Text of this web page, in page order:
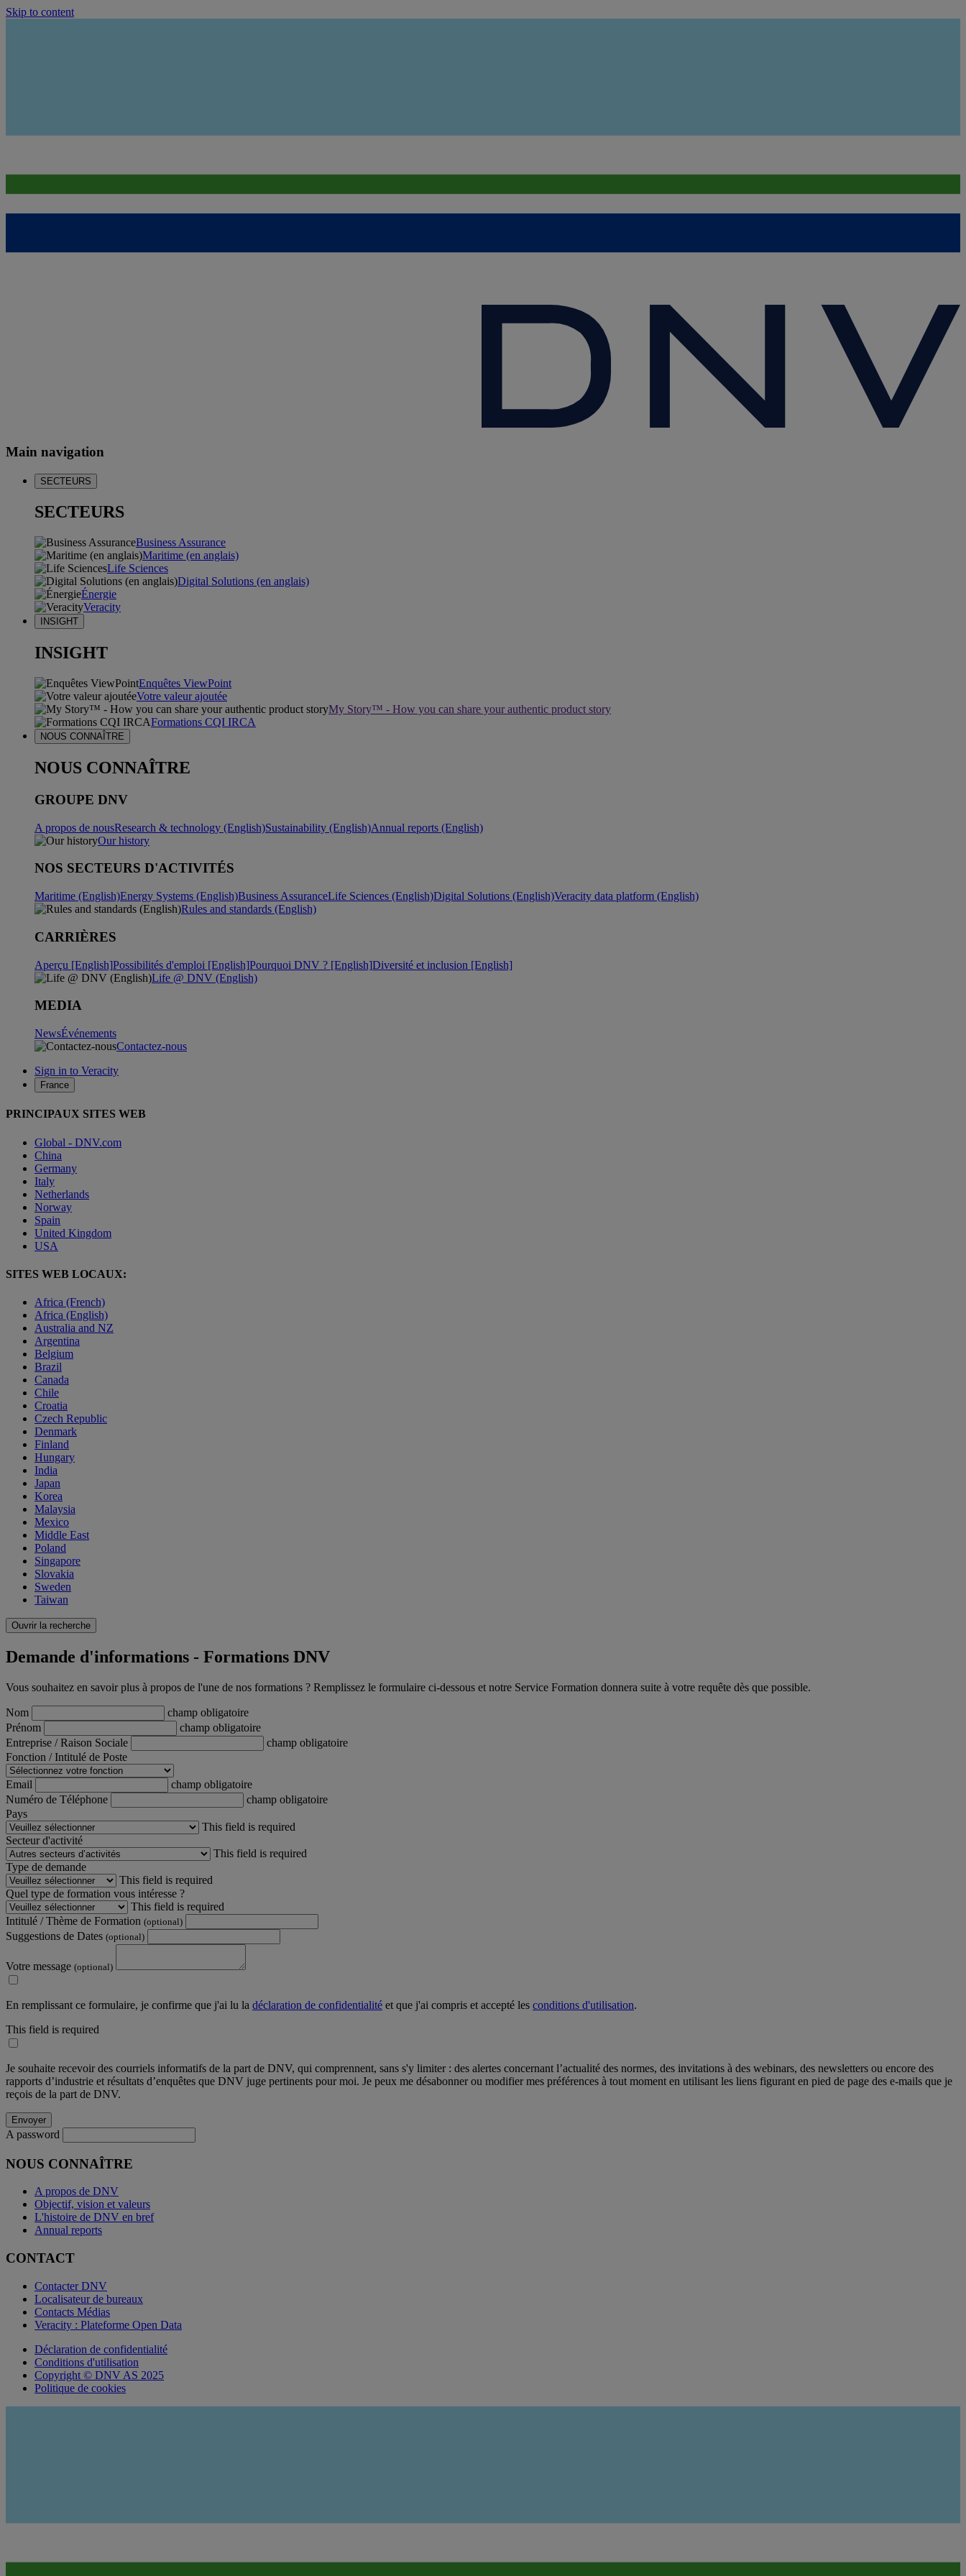
Skip to content
Main navigation
SECTEURS
SECTEURS
Business Assurance
Maritime (en anglais)
Life Sciences
Digital Solutions (en anglais)
Énergie
Veracity
INSIGHT
INSIGHT
Enquêtes ViewPoint
Votre valeur ajoutée
My Story™ - How you can share your authentic product story
Formations CQI IRCA
NOUS CONNAÎTRE
NOUS CONNAÎTRE
GROUPE DNV
A propos de nousResearch & technology (English)Sustainability (English)Annual reports (English)
Our history
NOS SECTEURS D'ACTIVITÉS
Maritime (English)Energy Systems (English)Business AssuranceLife Sciences (English)Digital Solutions (English)Veracity data platform (English)
Rules and standards (English)
CARRIÈRES
Aperçu [English]Possibilités d'emploi [English]Pourquoi DNV ? [English]Diversité et inclusion [English]
Life @ DNV (English)
MEDIA
NewsÉvénements
Contactez-nous
Sign in to Veracity
France
PRINCIPAUX SITES WEB
Global - DNV.com
China
Germany
Italy
Netherlands
Norway
Spain
United Kingdom
USA
SITES WEB LOCAUX:
Africa (French)
Africa (English)
Australia and NZ
Argentina
Belgium
Brazil
Canada
Chile
Croatia
Czech Republic
Denmark
Finland
Hungary
India
Japan
Korea
Malaysia
Mexico
Middle East
Poland
Singapore
Slovakia
Sweden
Taiwan
Ouvrir la recherche
Demande d'informations - Formations DNV
Vous souhaitez en savoir plus à propos de l'une de nos formations ? Remplissez le formulaire ci-dessous et notre Service Formation donnera suite à votre requête dès que possible.
Nom
champ obligatoire
Prénom
champ obligatoire
Entreprise / Raison Sociale
champ obligatoire
Fonction / Intitulé de Poste
Email
champ obligatoire
Numéro de Téléphone
champ obligatoire
Pays
This field is required
Secteur d'activité
This field is required
Type de demande
This field is required
Quel type de formation vous intéresse ?
This field is required
Intitulé / Thème de Formation (optional)
Suggestions de Dates (optional)
Votre message (optional)
En remplissant ce formulaire, je confirme que j'ai lu la déclaration de confidentialité et que j'ai compris et accepté les conditions d'utilisation.
This field is required
Je souhaite recevoir des courriels informatifs de la part de DNV, qui comprennent, sans s'y limiter : des alertes concernant l’actualité des normes, des invitations à des webinars, des newsletters ou encore des
rapports d’industrie et résultats d’enquêtes que DNV juge pertinents pour moi. Je peux me désabonner ou modifier mes préférences à tout moment en utilisant les liens figurant en pied de page des e-mails que je
reçois de la part de DNV.
A password
NOUS CONNAÎTRE
A propos de DNV
Objectif, vision et valeurs
L'histoire de DNV en bref
Annual reports
CONTACT
Contacter DNV
Localisateur de bureaux
Contacts Médias
Veracity : Plateforme Open Data
Déclaration de confidentialité
Conditions d'utilisation
Copyright © DNV AS 2025
Politique de cookies